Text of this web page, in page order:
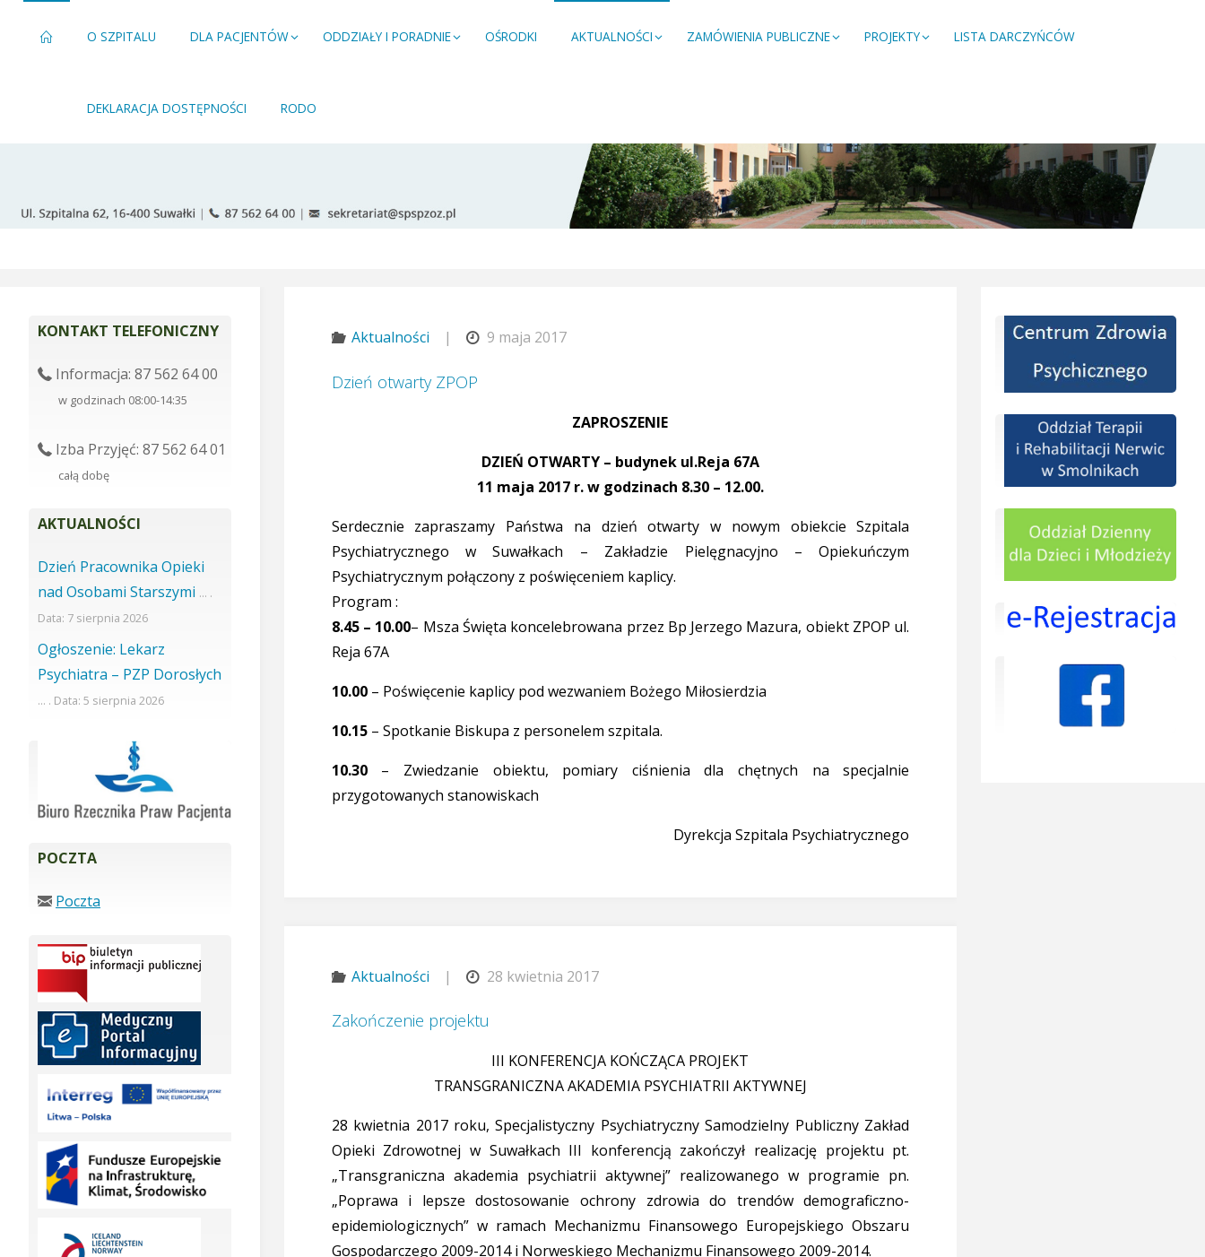
O SZPITALU DLA PACJENTÓW ODDZIAŁY I PORADNIE OŚRODKI AKTUALNOŚCI ZAMÓWIENIA PUBLICZNE PROJEKTY LISTA DARCZYŃCÓW
DEKLARACJA DOSTĘPNOŚCI RODO
Aktualności | 9 maja 2017
Dzień otwarty ZPOP
ZAPROSZENIE
DZIEŃ OTWARTY – budynek ul.Reja 67A
11 maja 2017 r. w godzinach 8.30 – 12.00.
Serdecznie zapraszamy Państwa na dzień otwarty w nowym obiekcie Szpitala
Psychiatrycznego w Suwałkach – Zakładzie Pielęgnacyjno – Opiekuńczym
Psychiatrycznym połączony z poświęceniem kaplicy.
Program :
8.45 – 10.00– Msza Święta koncelebrowana przez Bp Jerzego Mazura, obiekt ZPOP ul.
Reja 67A
10.00– Poświęcenie kaplicy pod wezwaniem Bożego Miłosierdzia
10.15– Spotkanie Biskupa z personelem szpitala.
10.30– Zwiedzanie obiektu, pomiary ciśnienia dla chętnych na specjalnie
przygotowanych stanowiskach
Dyrekcja Szpitala Psychiatrycznego
Aktualności | 28 kwietnia 2017
Zakończenie projektu
III KONFERENCJA KOŃCZĄCA PROJEKT
TRANSGRANICZNA AKADEMIA PSYCHIATRII AKTYWNEJ
28 kwietnia 2017 roku, Specjalistyczny Psychiatryczny Samodzielny Publiczny Zakład
Opieki Zdrowotnej w Suwałkach III konferencją zakończył realizację projektu pt.
„Transgraniczna akademia psychiatrii aktywnej” realizowanego w programie pn.
„Poprawa i lepsze dostosowanie ochrony zdrowia do trendów demograficzno-
epidemiologicznych” w ramach Mechanizmu Finansowego Europejskiego Obszaru
Gospodarczego 2009-2014 i Norweskiego Mechanizmu Finansowego 2009-2014.
KONTAKT TELEFONICZNY
Informacja: 87 562 64 00
w godzinach 08:00-14:35
Izba Przyjęć: 87 562 64 01
całą dobę
AKTUALNOŚCI
Dzień Pracownika Opieki
nad Osobami Starszymi
7 sierpnia 2026
Ogłoszenie: Lekarz
Psychiatra – PZP Dorosłych
5 sierpnia 2026
POCZTA
Poczta